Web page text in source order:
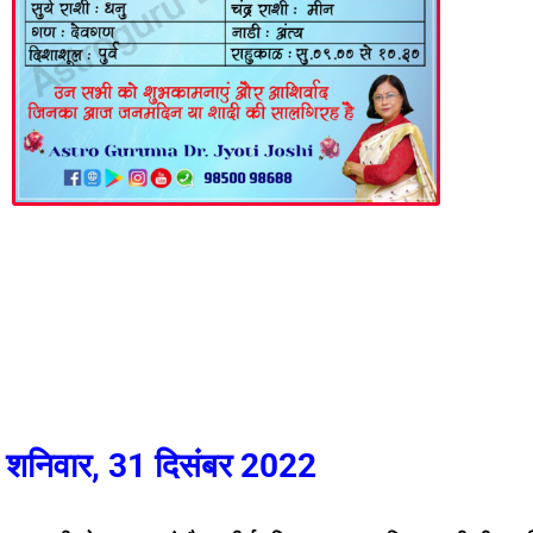
शनिवार, 31 दिसंबर 2022